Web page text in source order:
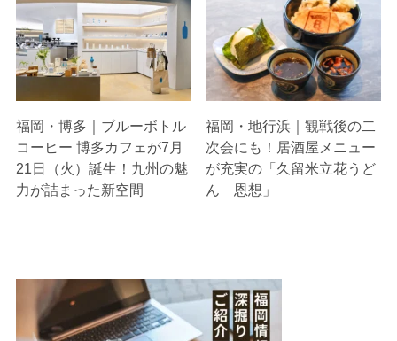
福岡・博多｜ブルーボトル
コーヒー 博多カフェが7月
21日（火）誕生！九州の魅
力が詰まった新空間
福岡・地行浜｜観戦後の二
次会にも！居酒屋メニュー
が充実の「久留米立花うど
ん 恩想」